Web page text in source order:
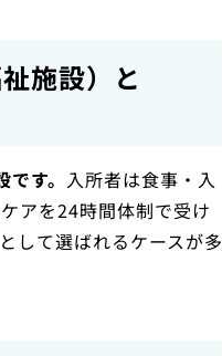
施設）と
す。 入所者は食事・入
アを24時間体制で受け
して選ばれるケースが多